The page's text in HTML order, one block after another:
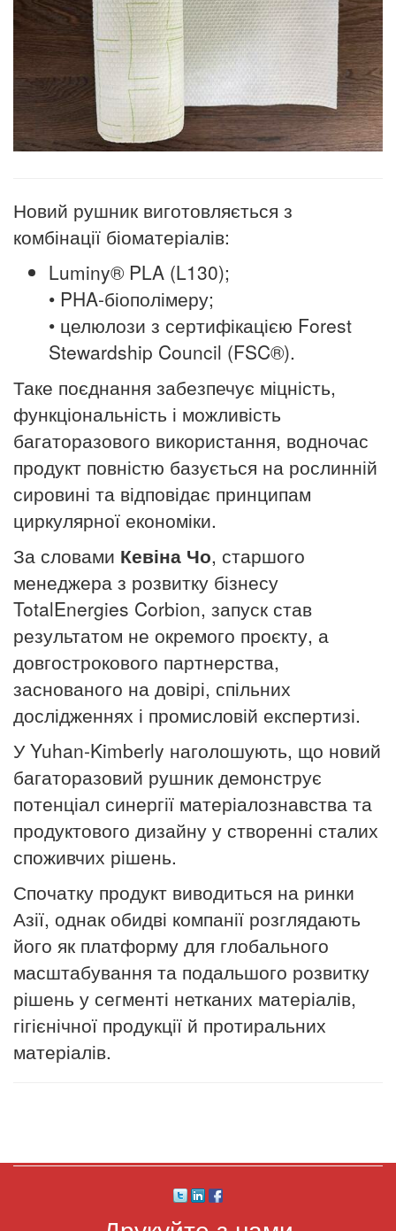
Новий рушник виготовляється з
комбінації біоматеріалів:
Luminy® PLA (L130);
• PHA-біополімеру;
• целюлози з сертифікацією Forest
Stewardship Council (FSC®).
Таке поєднання забезпечує міцність,
функціональність і можливість
багаторазового використання, водночас
продукт повністю базується на рослинній
сировині та відповідає принципам
циркулярної економіки.
За словами Кевіна Чо, старшого
менеджера з розвитку бізнесу
TotalEnergies Corbion, запуск став
результатом не окремого проєкту, а
довгострокового партнерства,
заснованого на довірі, спільних
дослідженнях і промисловій експертизі.
У Yuhan-Kimberly наголошують, що новий
багаторазовий рушник демонструє
потенціал синергії матеріалознавства та
продуктового дизайну у створенні сталих
споживчих рішень.
Спочатку продукт виводиться на ринки
Азії, однак обидві компанії розглядають
його як платформу для глобального
масштабування та подальшого розвитку
рішень у сегменті нетканих матеріалів,
гігієнічної продукції й протиральних
матеріалів.